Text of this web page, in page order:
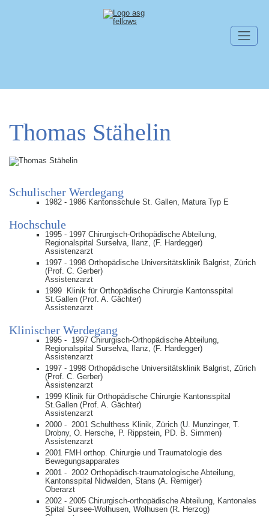
Thomas Stähelin
Schulischer Werdegang
1982 - 1986 Kantonsschule St. Gallen, Matura Typ E
Hochschule
1995 - 1997 Chirurgisch-Orthopädische Abteilung,
Regionalspital Surselva, Ilanz, (F. Hardegger)
Assistenzarzt
1997 - 1998 Orthopädische Universitätsklinik Balgrist, Zürich
(Prof. C. Gerber)
Assistenzarzt
1999 Klinik für Orthopädische Chirurgie Kantonsspital
St.Gallen (Prof. A. Gächter)
Assistenzarzt
Klinischer Werdegang
1995 - 1997 Chirurgisch-Orthopädische Abteilung,
Regionalspital Surselva, Ilanz, (F. Hardegger)
Assistenzarzt
1997 - 1998 Orthopädische Universitätsklinik Balgrist, Zürich
(Prof. C. Gerber)
Assistenzarzt
1999 Klinik für Orthopädische Chirurgie Kantonsspital
St.Gallen (Prof. A. Gächter)
Assistenzarzt
2000 - 2001 Schulthess Klinik, Zürich (U. Munzinger, T.
Drobny, O. Hersche, P. Rippstein, PD. B. Simmen)
Assistenzarzt
2001 FMH orthop. Chirurgie und Traumatologie des
Bewegungsapparates
2001 - 2002 Orthopädisch-traumatologische Abteilung,
Kantonsspital Nidwalden, Stans (A. Remiger)
Oberarzt
2002 - 2005 Chirurgisch-orthopädische Abteilung, Kantonales
Spital Sursee-Wolhusen, Wolhusen (R. Herzog)